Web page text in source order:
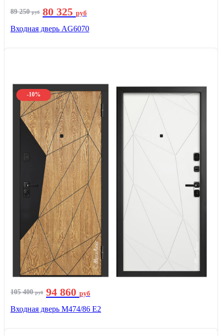
89 250руб 80 325 руб
Входная дверь AG6070
-10%
105 400руб 94 860 руб
Входная дверь М474/86 Е2